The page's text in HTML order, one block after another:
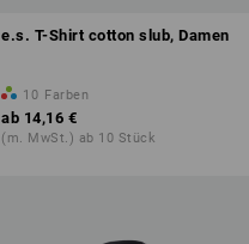
e.s. T-Shirt cotton slub, Damen
10 Farben
ab 14,16 €
(m. MwSt.) ab 10 Stück